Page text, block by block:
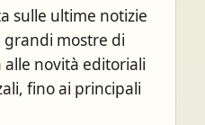
sulle ultime notizie
mostre di
novità editoriali
fino ai principali